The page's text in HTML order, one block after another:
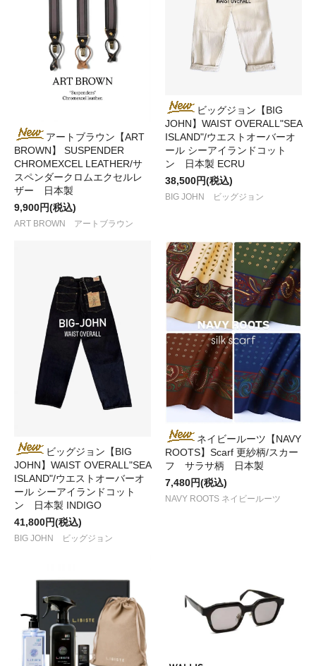
アートブラウン【ART
BROWN】 SUSPENDER
CHROMEXCEL LEATHER/サ
スペンダークロムエクセルレ
ザー 日本製
9,900円(税込)
ART BROWN アートブラウン
ビッグジョン【BIG
JOHN】WAIST OVERALL"SEA
ISLAND"/ウエストオーバーオ
ール シーアイランドコット
ン 日本製 ECRU
38,500円(税込)
BIG JOHN ビッグジョン
ビッグジョン【BIG
JOHN】WAIST OVERALL"SEA
ISLAND"/ウエストオーバーオ
ール シーアイランドコット
ン 日本製 INDIGO
41,800円(税込)
BIG JOHN ビッグジョン
ネイビールーツ【NAVY
ROOTS】Scarf 更紗柄/スカー
フ サラサ柄 日本製
7,480円(税込)
NAVY ROOTS ネイビールーツ